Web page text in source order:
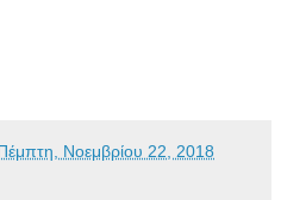
Νοεμβρίου 22, 2018